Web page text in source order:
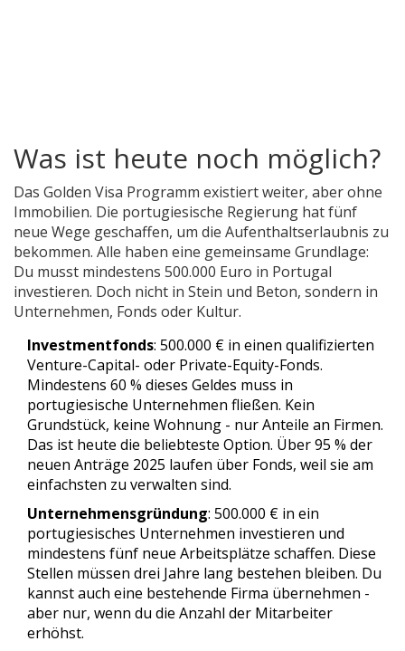
Was ist heute noch möglich?
Das Golden Visa Programm existiert weiter, aber ohne
Immobilien. Die portugiesische Regierung hat fünf
neue Wege geschaffen, um die Aufenthaltserlaubnis zu
bekommen. Alle haben eine gemeinsame Grundlage:
Du musst mindestens 500.000 Euro in Portugal
investieren. Doch nicht in Stein und Beton, sondern in
Unternehmen, Fonds oder Kultur.
Investmentfonds: 500.000 € in einen qualifizierten
Venture-Capital- oder Private-Equity-Fonds.
Mindestens 60 % dieses Geldes muss in
portugiesische Unternehmen fließen. Kein
Grundstück, keine Wohnung - nur Anteile an Firmen.
Das ist heute die beliebteste Option. Über 95 % der
neuen Anträge 2025 laufen über Fonds, weil sie am
einfachsten zu verwalten sind.
Unternehmensgründung: 500.000 € in ein
portugiesisches Unternehmen investieren und
mindestens fünf neue Arbeitsplätze schaffen. Diese
Stellen müssen drei Jahre lang bestehen bleiben. Du
kannst auch eine bestehende Firma übernehmen -
aber nur, wenn du die Anzahl der Mitarbeiter
erhöhst.